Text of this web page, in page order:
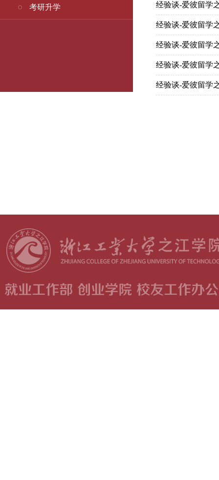
考研升学 经验谈-爱彼留学
经验谈-爱彼留学
经验谈-爱彼留学
经验谈-爱彼留学
经验谈-爱彼留学